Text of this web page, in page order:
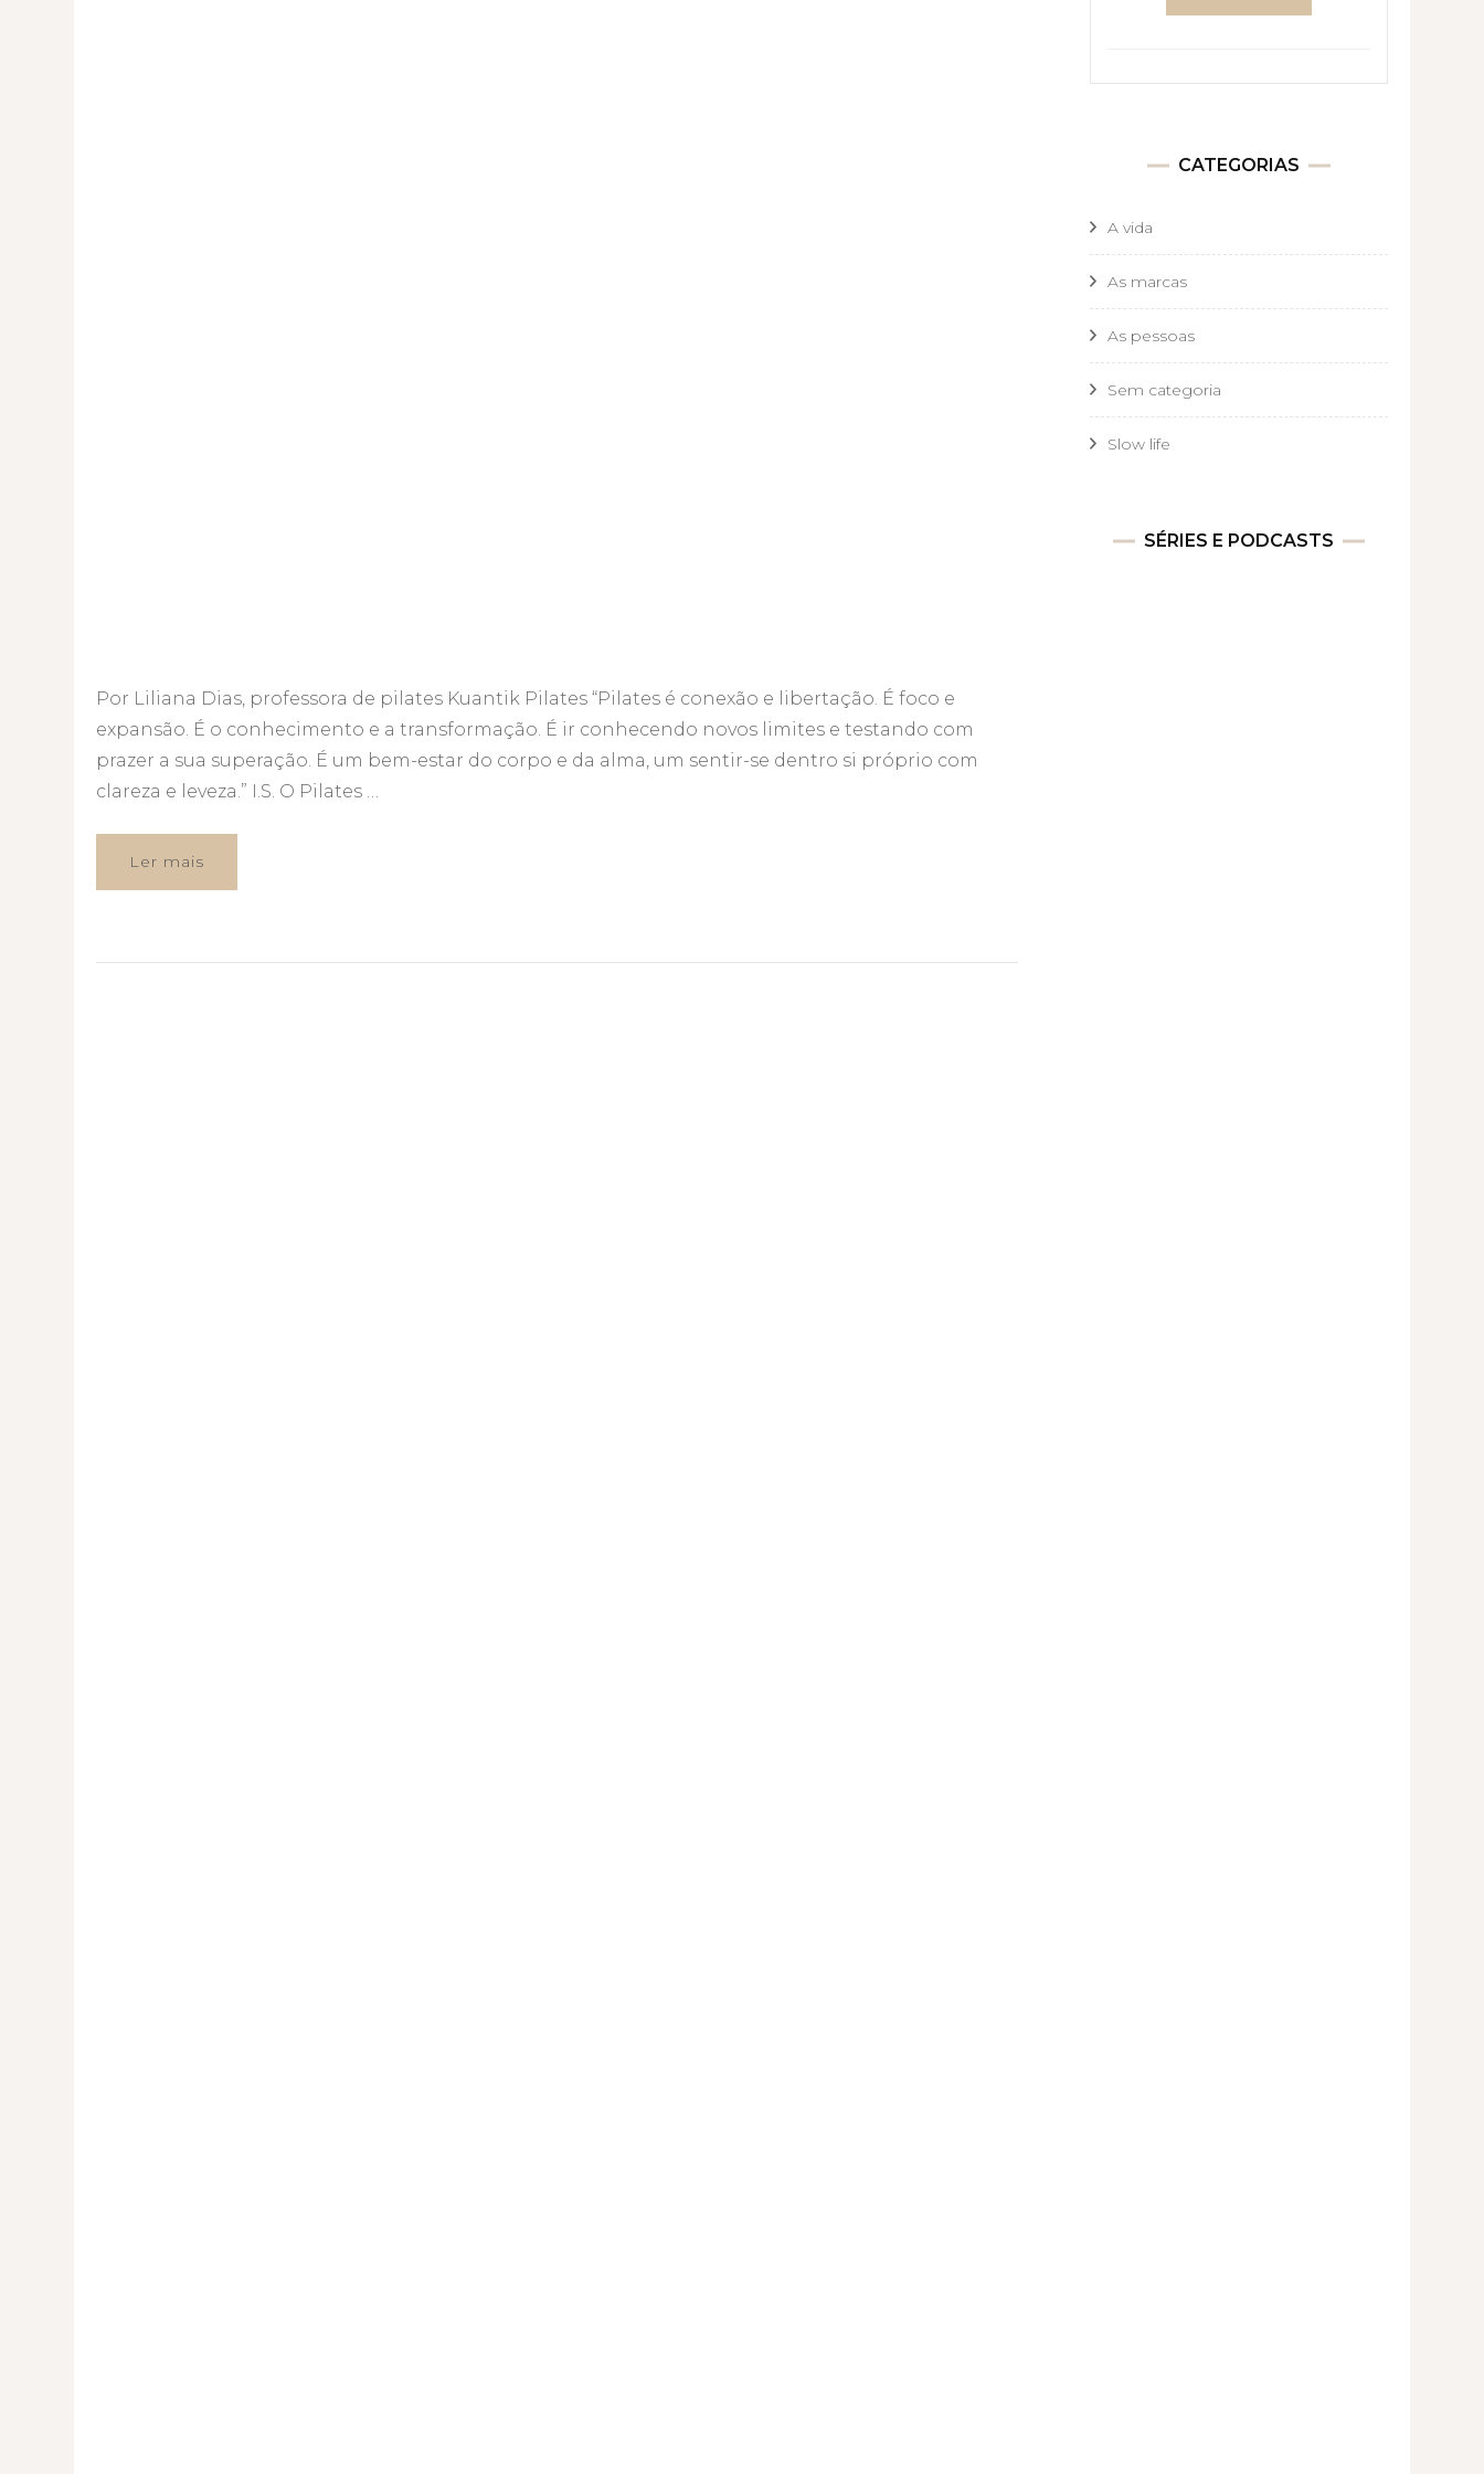
Por Liliana Dias, professora de pilates Kuantik Pilates “Pilates é conexão e libertação. É foco e
expansão. É o conhecimento e a transformação. É ir conhecendo novos limites e testando com
prazer a sua superação. É um bem-estar do corpo e da alma, um sentir-se dentro si próprio com
clareza e leveza.” I.S. O Pilates …
Ler mais
CATEGORIAS
A vida
As marcas
As pessoas
Sem categoria
Slow life
SÉRIES E PODCASTS